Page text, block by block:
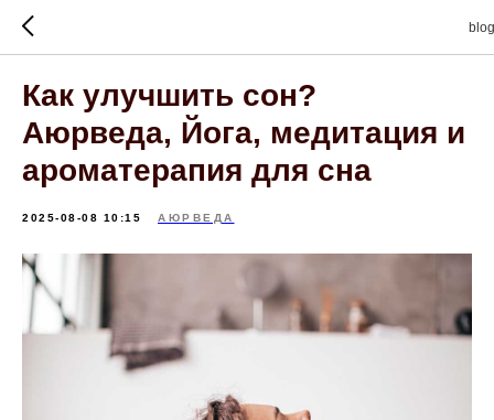
blog
Как улучшить сон?
Аюрведа, Йога, медитация и
ароматерапия для сна
2025-08-08 10:15 АЮРВЕДА